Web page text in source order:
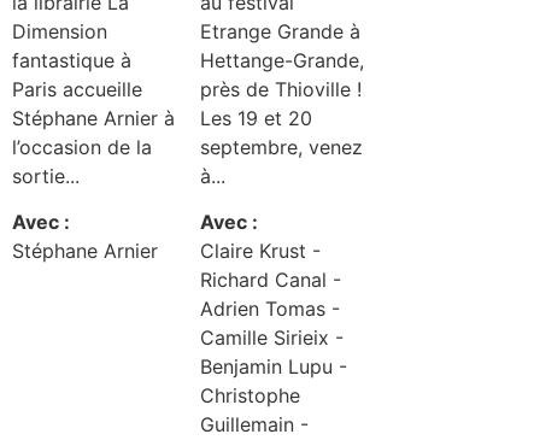
Dimension
fantastique à
Paris accueille
Stéphane Arnier à
l’occasion de la
sortie...
Avec :
Stéphane Arnier
Etrange Grande à
Hettange-Grande,
près de Thioville !
Les 19 et 20
septembre, venez
à...
Avec :
Claire Krust -
Richard Canal -
Adrien Tomas -
Camille Sirieix -
Benjamin Lupu -
Christophe
Guillemain -